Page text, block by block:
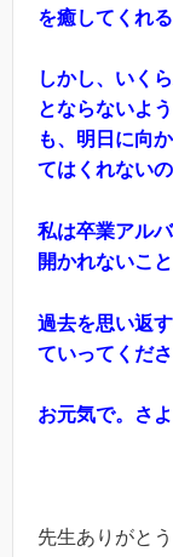
を癒してくれる
しかし、いく
とならないよ
も、明日に向
てはくれないの
私は卒業アル
開かれないこ
過去を思い返
ていってくださ
お元気で。さよ
先生ありがと